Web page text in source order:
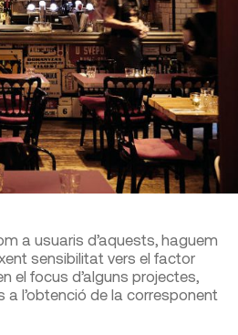
a usuaris d’aquests, haguem
sensibilitat vers el factor
el focus d’alguns projectes,
l’obtenció de la corresponent